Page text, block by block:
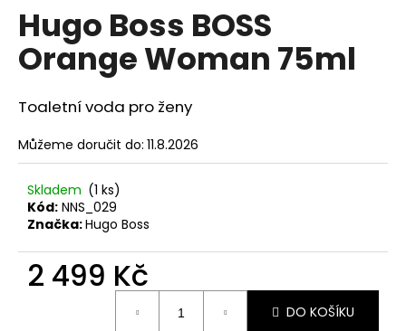
produktu
je
0,0
z
hvězdiček.
Hugo Boss BOSS
Orange Woman 75ml
Toaletní voda pro ženy
Můžeme doručit do: 11.8.2026
Skladem (1 ks)
Kód: NNS_029
Značka:Hugo Boss
2 499 Kč
DO KOŠÍKU
D
o
o
r
u
č
u
e
e